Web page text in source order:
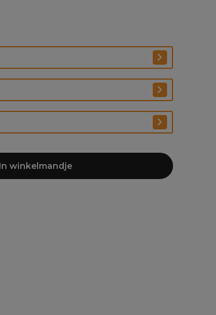
In winkelmandje